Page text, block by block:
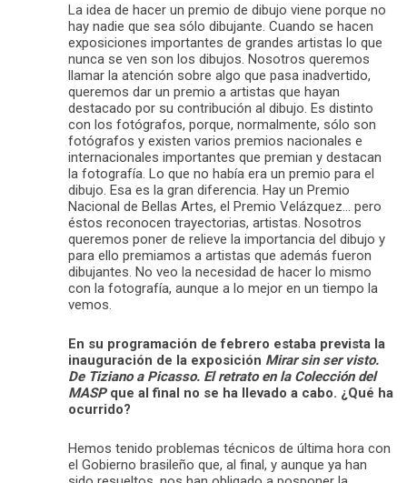
La idea de hacer un premio de dibujo viene porque no
hay nadie que sea sólo dibujante. Cuando se hacen
exposiciones importantes de grandes artistas lo que
nunca se ven son los dibujos. Nosotros queremos
llamar la atención sobre algo que pasa inadvertido,
queremos dar un premio a artistas que hayan
destacado por su contribución al dibujo. Es distinto
con los fotógrafos, porque, normalmente, sólo son
fotógrafos y existen varios premios nacionales e
internacionales importantes que premian y destacan
la fotografía. Lo que no había era un premio para el
dibujo. Esa es la gran diferencia. Hay un Premio
Nacional de Bellas Artes, el Premio Velázquez… pero
éstos reconocen trayectorias, artistas. Nosotros
queremos poner de relieve la importancia del dibujo y
para ello premiamos a artistas que además fueron
dibujantes. No veo la necesidad de hacer lo mismo
con la fotografía, aunque a lo mejor en un tiempo la
vemos.
En su programación de febrero estaba prevista la
inauguración de la exposición Mirar sin ser visto.
De Tiziano a Picasso. El retrato en la Colección del
MASPque al final no se ha llevado a cabo. ¿Qué ha
ocurrido?
Hemos tenido problemas técnicos de última hora con
el Gobierno brasileño que, al final, y aunque ya han